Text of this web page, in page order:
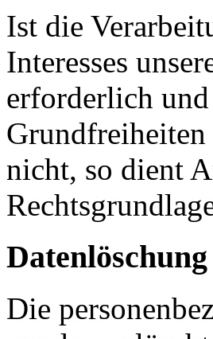
Ist die
Interesses
erforderlich
Grundfreiheiten
nicht, so dient
Die